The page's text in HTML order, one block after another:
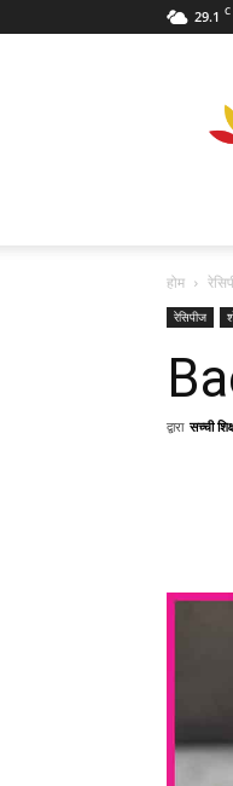
29.1 C
होम
रेसिपीज
द्वारा सच्ची